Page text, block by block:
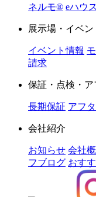
ネルモ®︎ eハウ
展示場・イベン
イベント情報
請求
保証・点検・ア
長期保証 アフ
会社紹介
お知らせ 会社
フブログ おす